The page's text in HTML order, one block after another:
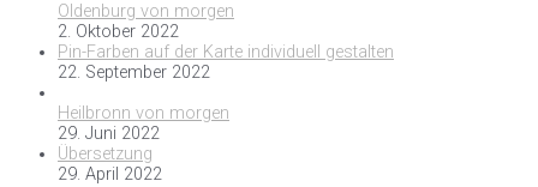
Oldenburg von morgen
2. Oktober 2022
Pin-Farben auf der Karte individuell gestalten
22. September 2022
Heilbronn von morgen
29. Juni 2022
Übersetzung
29. April 2022